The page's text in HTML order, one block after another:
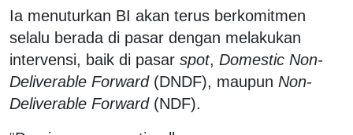
Ia menuturkan BI akan terus berkomitmen
selalu berada di pasar dengan melakukan
intervensi, baik di pasar spot, Domestic Non-
Deliverable Forward(DNDF), maupun Non-
Deliverable Forward(NDF).